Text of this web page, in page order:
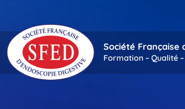
Société Française
Formation – Qualité